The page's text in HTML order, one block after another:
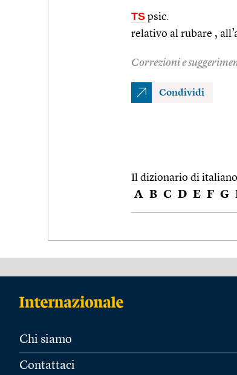
TS psic.
relativo al rubare ,
Correzioni e
Condividi
Il dizionario di
A B C D E F G
Chi siamo
Contattaci